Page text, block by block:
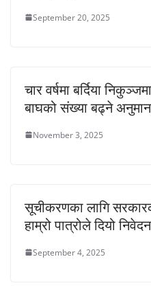
September 20, 2025
चार वर्षमा बर्दिया
बाघको संख्या बढ्ने अनुमान
November 3, 2025
सूचीकरणका लागि
हाम्रो पात्रोले दियो निवेदन
September 4, 2025